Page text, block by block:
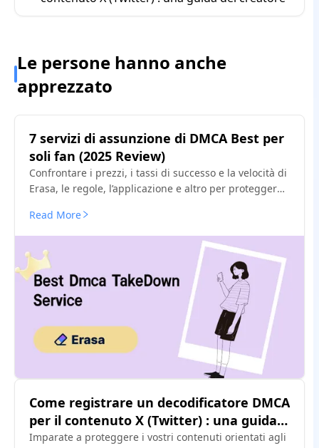
Le persone hanno anche
apprezzato
7 servizi di assunzione di DMCA Best per
soli fan (2025 Review)
Confrontare i prezzi, i tassi di successo e la velocità di
Erasa, le regole, l’applicazione e altro per proteggere i
suggerimenti per insider.
Read More
Come registrare un decodificatore DMCA
per il contenuto X (Twitter) : una guida
del creatore
Imparate a proteggere i vostri contenuti orientati agli